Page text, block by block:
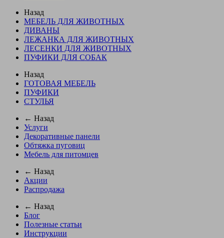
Назад
МЕБЕЛЬ ДЛЯ ЖИВОТНЫХ
ДИВАНЫ
ЛЕЖАНКА ДЛЯ ЖИВОТНЫХ
ЛЕСЕНКИ ДЛЯ ЖИВОТНЫХ
ПУФИКИ ДЛЯ СОБАК
Назад
ГОТОВАЯ МЕБЕЛЬ
ПУФИКИ
СТУЛЬЯ
← Назад
Услуги
Декоративные панели
Обтяжка пуговиц
Мебель для питомцев
← Назад
Акции
Распродажа
← Назад
Блог
Полезные статьи
Инструкции